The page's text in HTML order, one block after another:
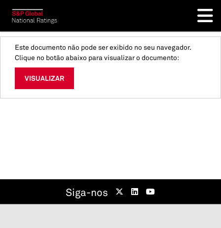
Este documento não pode ser exibido no seu navegador.
Clique no botão abaixo para visualizar o documento:
VISUALIZAR
Siga-nos